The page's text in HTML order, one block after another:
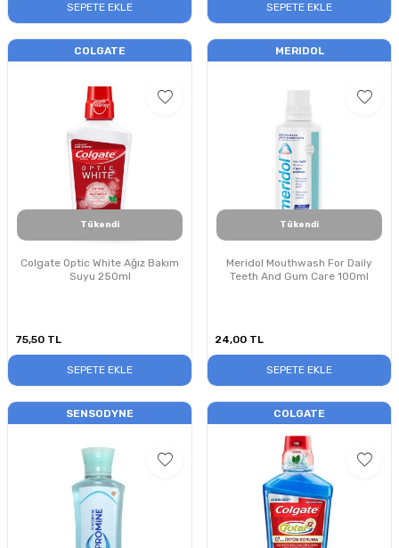
SEPETE EKLE SEPETE EKLE
COLGATE
Tükendi
Colgate Optic White Ağız Bakım
Suyu 250ml
75,50 TL
SEPETE EKLE
MERIDOL
Tükendi
Meridol Mouthwash For Daily
Teeth And Gum Care 100ml
24,00 TL
SEPETE EKLE
SENSODYNE COLGATE